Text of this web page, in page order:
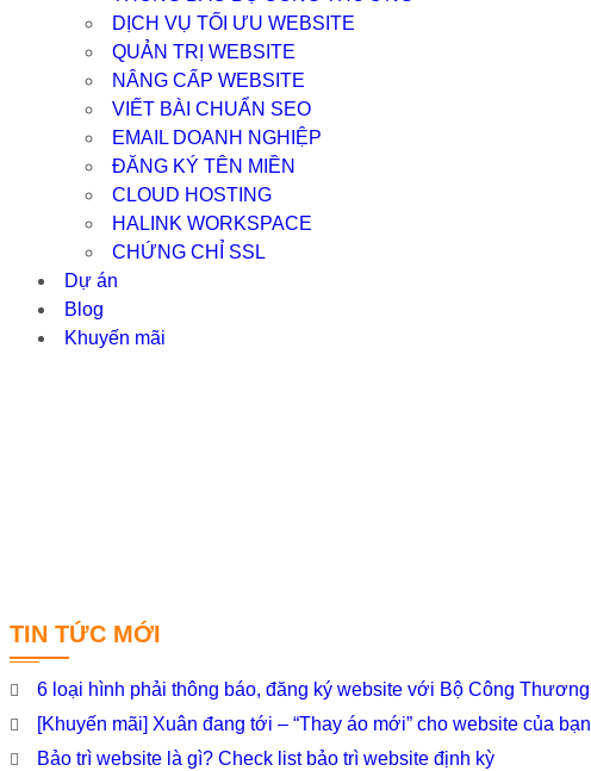
DỊCH VỤ TỐI ƯU WEBSITE
QUẢN TRỊ WEBSITE
NÂNG CẤP WEBSITE
VIẾT BÀI CHUẨN SEO
EMAIL DOANH NGHIỆP
ĐĂNG KÝ TÊN MIỀN
CLOUD HOSTING
HALINK WORKSPACE
CHỨNG CHỈ SSL
Dự án
Blog
Khuyến mãi
TIN TỨC MỚI
6 loại hình phải thông báo, đăng ký website với Bộ Công Thương
[Khuyến mãi] Xuân đang tới – “Thay áo mới” cho website của bạn
Bảo trì website là gì? Check list bảo trì website định kỳ